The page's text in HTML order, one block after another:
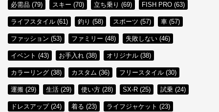
必需品 (79) スキー (70) 立ち乗り (69) FISH PRO (63)
ライフスタイル (61) 釣り (58) スポーツ (57) 車 (57)
ファッション (53) ファミリー (48) 失敗しない (46)
イベント (43) お手入れ (38) オリジナル (38)
カラーリング (38) カスタム (36) フリースタイル (30)
運搬 (29) 生活 (29) 使い方 (28) SX-R (25) 試乗 (24)
ドレスアップ (24) 着る (23) ライフジャケット (23)